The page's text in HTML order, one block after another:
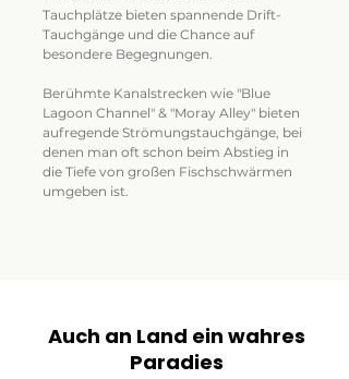
Tauchplätze bieten spannende Drift-
Tauchgänge und die Chance auf
besondere Begegnungen.
Berühmte Kanalstrecken wie "Blue
Lagoon Channel" & "Moray Alley" bieten
aufregende Strömungstauchgänge, bei
denen man oft schon beim Abstieg in
die Tiefe von großen Fischschwärmen
umgeben ist.
Auch an Land ein wahres
Paradies